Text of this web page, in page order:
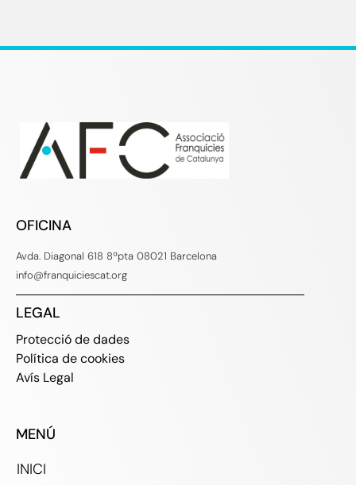
OFICINA
Avda. Diagonal 618 8ªpta 08021 Barcelona
info@franquiciescat.org
LEGAL
Protecció de dades
Política de cookies
Avís Legal
MENÚ
INICI